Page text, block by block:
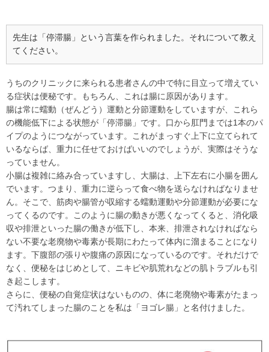
先生は「停滞腸」という言葉を作られました。それについて教え
てください。
うちのクリニックに来られる患者さんの中で特に目立って増えてい
る症状は便秘です。もちろん、これは腸に原因があります。
腸は常に蠕動（ぜんどう）運動と分節運動をしていますが、これら
の機能低下による状態が「停滞腸」です。口から肛門までは1本のパ
イプのようにつながっています。これがまっすぐ上下に立てられて
いるならば、重力に任せておけばいいのでしょうが、実際はそうな
っていません。
小腸は複雑に絡み合っていますし、大腸は、上下左右に小腸を囲ん
でいます。つまり、重力に逆らって食べ物を送らなければなりませ
ん。そこで、筋肉や腸管が収縮する蠕動運動や分節運動が必要にな
ってくるのです。このように腸の動きが悪くなってくると、消化吸
収や排泄といった腸の働きが低下し、本来、排泄されなければなら
ない不要な老廃物や毒素が長期にわたって体内に溜まることになり
ます。下腹部の張りや腹痛の原因になっているのです。それだけで
なく、便秘をはじめとして、ニキビや肌荒れなどの肌トラブルも引
き起こします。
さらに、便秘の自覚症状はないものの、体に老廃物や毒素がたまっ
て汚れてしまった腸のことを私は「ヨゴレ腸」と名付けました。